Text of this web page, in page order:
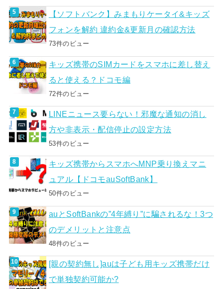
【ソフトバンク】みまもりケータイ&キッズ
フォンを解約 違約金&更新月の確認方法
73件のビュー
キッズ携帯のSIMカードをスマホに差し替え
ると使える？ドコモ編
72件のビュー
LINEニュース要らない！邪魔な通知の消し
方や非表示・配信停止の設定方法
53件のビュー
キッズ携帯からスマホへMNP乗り換えマニ
ュアル【ドコモauSoftBank】
50件のビュー
auとSoftBankの”4年縛り”に騙されるな！3つ
のデメリットと注意点
48件のビュー
[親の契約無し]auは子ども用キッズ携帯だけ
で単独契約可能か?